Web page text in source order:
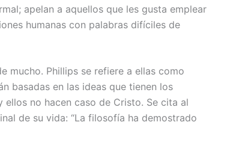
apelan a aquellos que les gusta emplear
humanas con palabras difíciles de
mucho. Phillips se refiere a ellas como
basadas en las ideas que tienen los
no hacen caso de Cristo. Se cita al
de su vida: “La filosofía ha demostrado